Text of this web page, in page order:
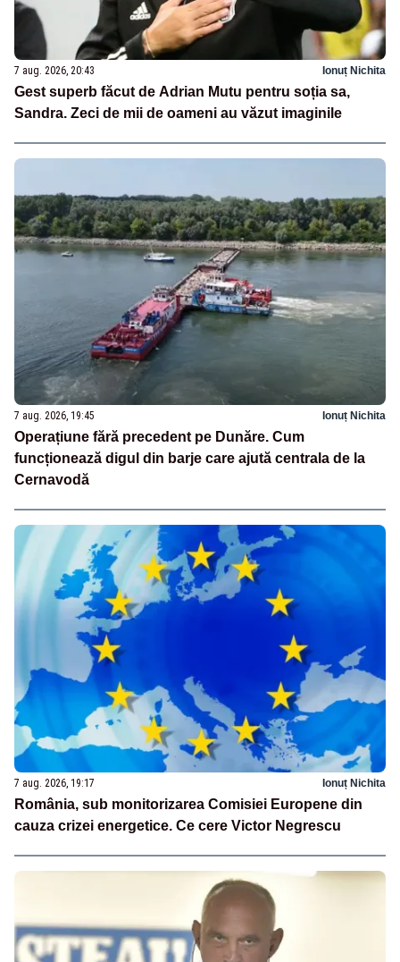
7 aug. 2026, 20:43 Ionuț Nichita
Gest superb făcut de Adrian Mutu pentru soția sa,
Sandra. Zeci de mii de oameni au văzut imaginile
7 aug. 2026, 19:45 Ionuț Nichita
Operațiune fără precedent pe Dunăre. Cum
funcționează digul din barje care ajută centrala de la
Cernavodă
7 aug. 2026, 19:17 Ionuț Nichita
România, sub monitorizarea Comisiei Europene din
cauza crizei energetice. Ce cere Victor Negrescu